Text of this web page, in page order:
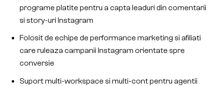
programe platite pentru a capta leaduri din comentarii
si story-uri Instagram
Folosit de echipe de performance marketing si afiliati
care ruleaza campanii Instagram orientate spre
conversie
Suport multi-workspace si multi-cont pentru agentii